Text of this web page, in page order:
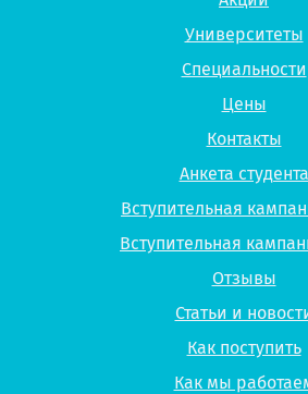
Университеты
Специальности
Цены
Контакты
Анкета студента
Вступительная
Вступительная
Отзывы
Статьи и
Как поступить
Как мы